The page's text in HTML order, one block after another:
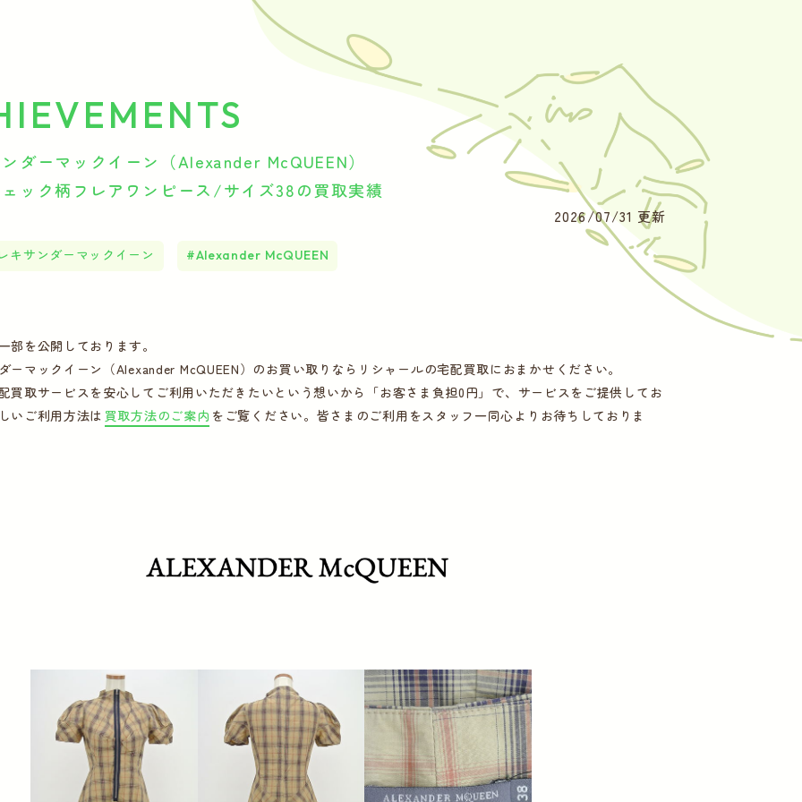
ダーマックイーン（Alexander McQUEEN）
ック柄フレアワンピース/サイズ38の買取実績
2026/07/31 更新
キサンダーマックイーン Alexander McQUEEN
部を公開しております。
ーマックイーン（Alexander McQUEEN）のお買い取りならリシャールの宅配買取におまかせください。
買取サービスを安心してご利用いただきたいという想いから「お客さま負担0円」で、サービスをご提供してお
いご利用方法は 買取方法のご案内 をご覧ください。皆さまのご利用をスタッフ一同心よりお待ちしておりま